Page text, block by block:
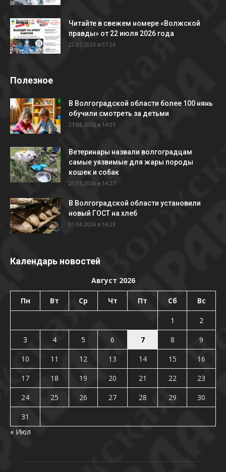
Читайте в свежем номере «Волжской
правды» от 22 июля 2026 года
22.07.2026 в 07:26
Полезное
В Волгоградской области более 100 нянь
обучили смотреть за детьми
21.06.2026 в 14:05
Ветеринары назвали волгоградцам
самые уязвимые для жары породы
кошек и собак
21.05.2026 в 14:27
В Волгоградской области установили
новый ГОСТ на хлеб
01.04.2026 в 16:23
Календарь новостей
Август 2026
Пн Вт Ср Чт Пт Сб Вс
1
2
3
4 5 6 7 8
9
10
11 12 13 14 15
16
17
18 19 20 21 22
23
24
25 26 27 28 29
30
31
« Июл